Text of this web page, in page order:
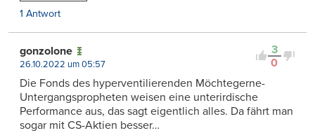
1 Antwort
3
0
gonzolone
26.10.2022 um 05:57
Die Fonds des hyperventilierenden Möchtegerne-
Untergangspropheten weisen eine unterirdische
Performance aus, das sagt eigentlich alles. Da fährt man
sogar mit CS-Aktien besser…